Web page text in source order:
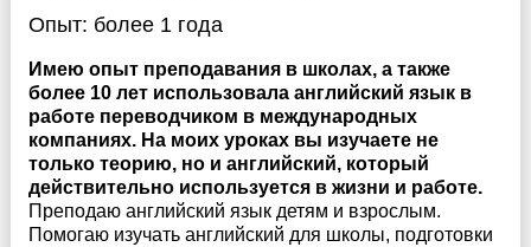
Опыт: более 1 года
Имею опыт преподавания в школах, а также
более 10 лет использовала английский язык в
работе переводчиком в международных
компаниях. На моих уроках вы изучаете не
только теорию, но и английский, который
действительно используется в жизни и работе.
Преподаю английский язык детям и взрослым.
Помогаю изучать английский для школы, подготовки